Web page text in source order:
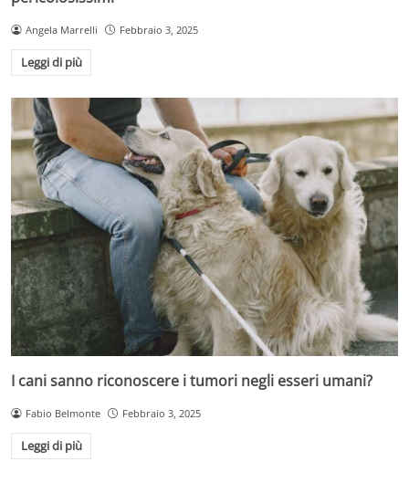
Angela Marrelli Febbraio 3, 2025
Leggi di più
I cani sanno riconoscere i tumori negli esseri umani?
Fabio Belmonte Febbraio 3, 2025
Leggi di più